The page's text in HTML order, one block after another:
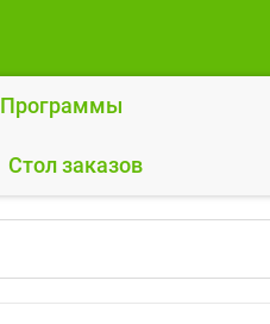
Программы
Cтол заказов